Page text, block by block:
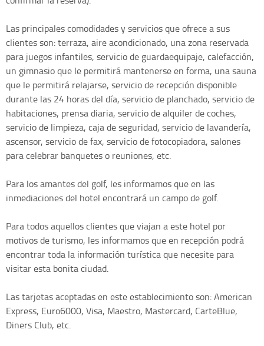
Las principales comodidades y servicios que ofrece a sus
clientes son: terraza, aire acondicionado, una zona reservada
para juegos infantiles, servicio de guardaequipaje, calefacción,
un gimnasio que le permitirá mantenerse en forma, una sauna
que le permitirá relajarse, servicio de recepción disponible
durante las 24 horas del día, servicio de planchado, servicio de
habitaciones, prensa diaria, servicio de alquiler de coches,
servicio de limpieza, caja de seguridad, servicio de lavandería,
ascensor, servicio de fax, servicio de fotocopiadora, salones
para celebrar banquetes o reuniones, etc.
Para los amantes del golf, les informamos que en las
inmediaciones del hotel encontrará un campo de golf.
Para todos aquellos clientes que viajan a este hotel por
motivos de turismo, les informamos que en recepción podrá
encontrar toda la información turística que necesite para
visitar esta bonita ciudad.
Las tarjetas aceptadas en este establecimiento son: American
Express, Euro6000, Visa, Maestro, Mastercard, CarteBlue,
Diners Club, etc.